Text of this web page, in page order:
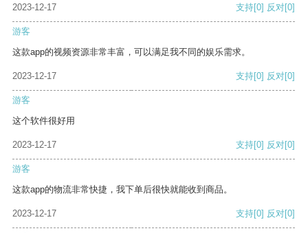
2023-12-17 支持[0] 反对[0]
游客
这款app的视频资源非常丰富，可以满足我不同的娱乐需求。
2023-12-17 支持[0] 反对[0]
游客
这个软件很好用
2023-12-17 支持[0] 反对[0]
游客
这款app的物流非常快捷，我下单后很快就能收到商品。
2023-12-17 支持[0] 反对[0]